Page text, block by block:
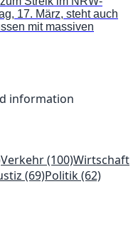
17. März, steht auch
mit massiven
information
Verkehr(100)Wirtschaft
(69)Politik(62)